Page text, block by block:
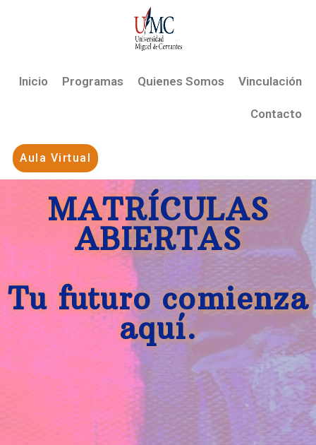
Inicio Programas Quienes Somos Vinculación
Contacto
Aula Virtual
MATRÍCULAS
ABIERTAS
Tu futuro comienza
aquí.